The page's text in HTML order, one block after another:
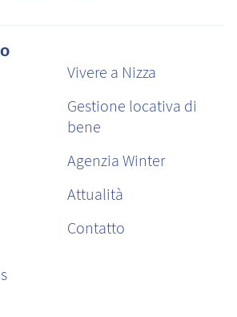
Vivere a Nizza
Gestione locativa di
bene
Agenzia Winter
Attualità
Contatto